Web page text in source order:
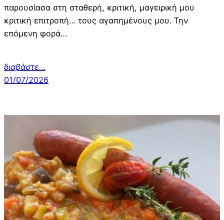
παρουσίασα στη σταθερή, κριτική, μαγειρική μου
κριτική επιτροπή… τους αγαπημένους μου. Την
επόμενη φορά…
διαβάστε…
01/07/2026